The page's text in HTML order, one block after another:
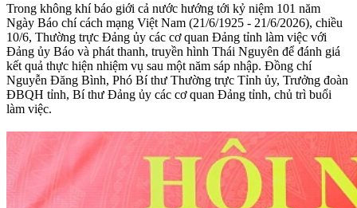
Trong không khí báo giới cả nước hướng tới kỷ niệm 101 năm
Ngày Báo chí cách mạng Việt Nam (21/6/1925 - 21/6/2026), chiều
10/6, Thường trực Đảng ủy các cơ quan Đảng tỉnh làm việc với
Đảng ủy Báo và phát thanh, truyền hình Thái Nguyên để đánh giá
kết quả thực hiện nhiệm vụ sau một năm sáp nhập. Đồng chí
Nguyễn Đăng Bình, Phó Bí thư Thường trực Tỉnh ủy, Trưởng đoàn
ĐBQH tỉnh, Bí thư Đảng ủy các cơ quan Đảng tỉnh, chủ trì buổi
làm việc.